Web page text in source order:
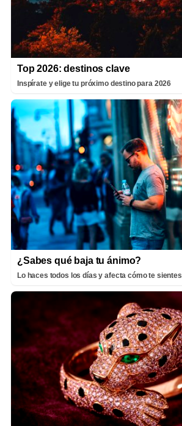
Top 2026: destinos clave
Inspírate y elige tu próximo destino para 2026
¿Sabes qué baja tu ánimo?
Lo haces todos los días y afecta cómo te sientes